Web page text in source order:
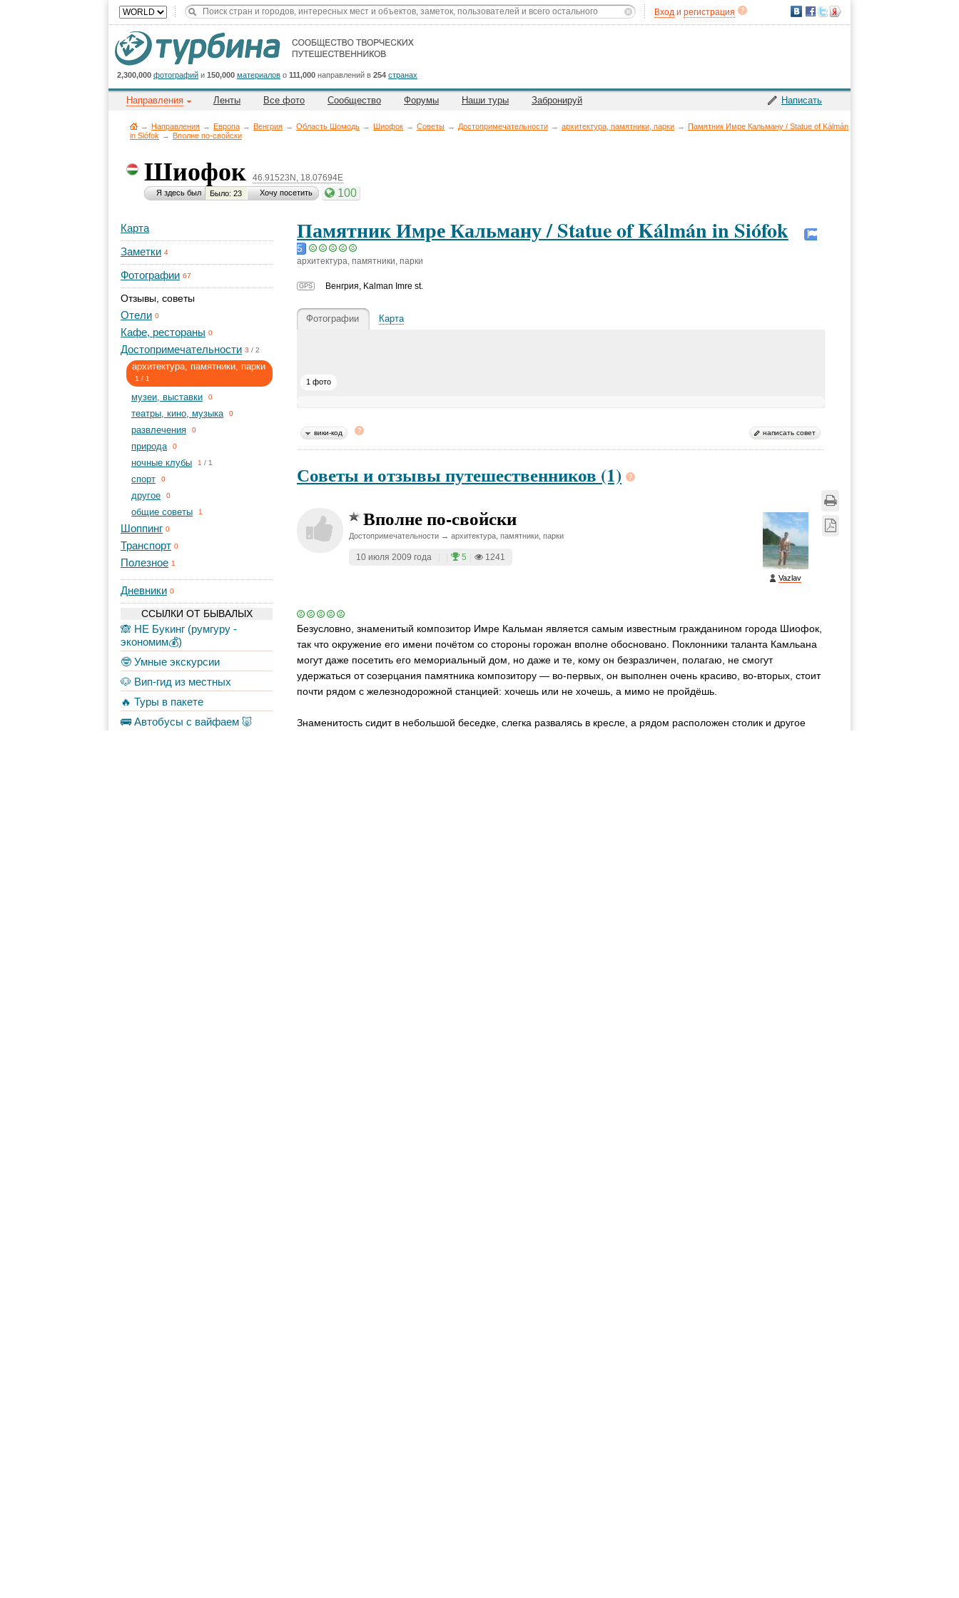
Вход и регистрация
2,300,000 фотографий и 150,000 материалов о 111,000 направлений в 254 странах
Написать
Направления Ленты Все фото Сообщество Форумы Наши туры Забронируй
→ Направления → Европа → Венгрия → Область Шомодь → Шиофок → Советы → Достопримечательности → архитектура, памятники, парки → Памятник Имре Кальману / Statue of Kálmán
in Siófok → Вполне по-свойски
Шиофок 46.91523N, 18.07694E
Я здесь был Было: 23 Хочу посетить 100
Карта
Заметки 4
Фотографии 67
Отзывы, советы
Отели 0
Кафе, рестораны 0
Достопримечательности 3 / 2
архитектура, памятники, парки
1 / 1
музеи, выставки 0
театры, кино, музыка 0
развлечения 0
природа 0
ночные клубы 1 / 1
спорт 0
другое 0
общие советы 1
Шоппинг 0
Транспорт 0
Полезное 1
Дневники 0
ССЫЛКИ ОТ БЫВАЛЫХ
🙈 НЕ Букинг (румгуру -
экономим💰)
🤓 Умные экскурсии
🐶 Вип-гид из местных
🔥 Туры в пакете
🚌 Автобусы с вайфаем 🐷
Памятник Имре Кальману / Statue of Kálmán in Siófok
5
архитектура, памятники, парки
GPS Венгрия, Kalman Imre st.
Фотографии Карта
1 фото
вики-код написать совет
Советы и отзывы путешественников (1)
Vazlav
Вполне по-свойски
Достопримечательности → архитектура, памятники, парки
10 июля 2009 года 5 1241
Безусловно, знаменитый композитор Имре Кальман является самым известным гражданином города Шиофок,
так что окружение его имени почётом со стороны горожан вполне обосновано. Поклонники таланта Камльана
могут даже посетить его мемориальный дом, но даже и те, кому он безразличен, полагаю, не смогут
удержаться от созерцания памятника композитору — во-первых, он выполнен очень красиво, во-вторых, стоит
почти рядом с железнодорожной станцией: хочешь или не хочешь, а мимо не пройдёшь.
Знаменитость сидит в небольшой беседке, слегка развалясь в кресле, а рядом расположен столик и другое